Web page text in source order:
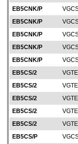
EB5CNK/P
EB5CNK/P
EB5CNK/P
EB5CNK/P
EB5CNK/P
EB5CS/2
EB5CS/2
EB5CS/2
EB5CS/2
EB5CS/2
EB5CS/P